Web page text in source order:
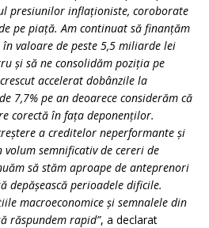
presiunilor inflaționiste, coroborate
pe piață. Am continuat să finanțăm
valoare de peste 5,5 miliarde lei
și să ne consolidăm poziția pe
accelerat dobânzile la
7,7% pe an deoarece considerăm că
corectă în fața deponenților.
a creditelor neperformante și
semnificativ de cereri de
să stăm aproape de anteprenori
depășească perioadele dificile.
macroeconomice și semnalele din
răspundem rapid”, a declarat